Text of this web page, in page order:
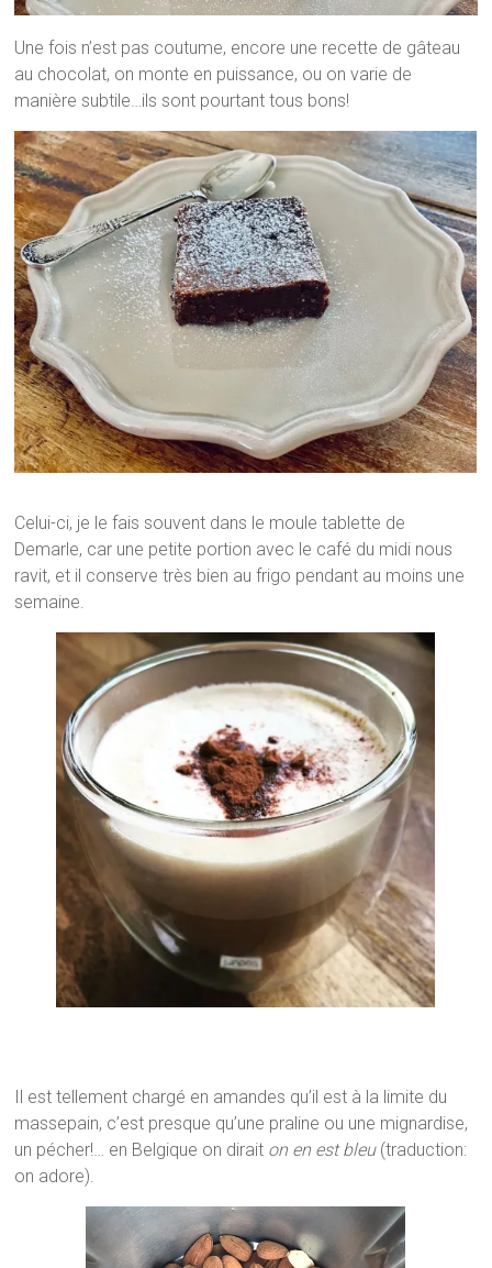
Une fois n’est pas coutume, encore une recette de gâteau
au chocolat, on monte en puissance, ou on varie de
manière subtile…ils sont pourtant tous bons!
Celui-ci, je le fais souvent dans le moule tablette de
Demarle, car une petite portion avec le café du midi nous
ravit, et il conserve très bien au frigo pendant au moins une
semaine.
Il est tellement chargé en amandes qu’il est à la limite du
massepain, c’est presque qu’une praline ou une mignardise,
un pécher!… en Belgique on dirait on en est bleu(traduction:
on adore).